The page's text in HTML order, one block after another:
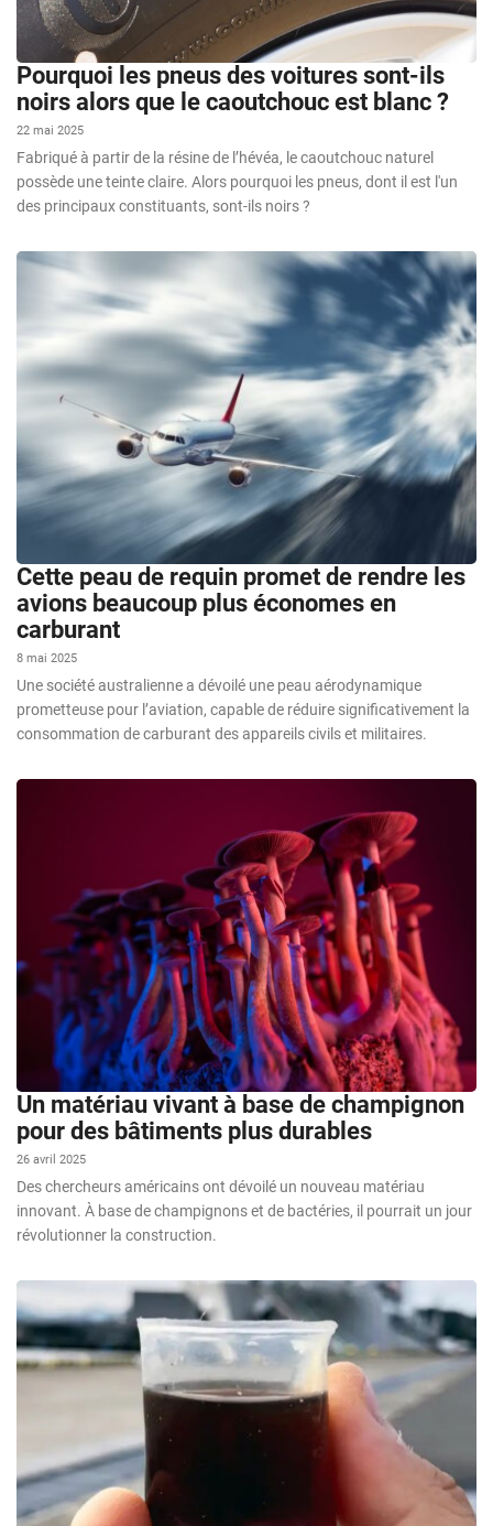
Pourquoi les pneus des voitures sont-ils
noirs alors que le caoutchouc est blanc ?
22 mai 2025
Fabriqué à partir de la résine de l’hévéa, le caoutchouc naturel
possède une teinte claire. Alors pourquoi les pneus, dont il est l'un
des principaux constituants, sont-ils noirs ?
Cette peau de requin promet de rendre les
avions beaucoup plus économes en
carburant
8 mai 2025
Une société australienne a dévoilé une peau aérodynamique
prometteuse pour l’aviation, capable de réduire significativement la
consommation de carburant des appareils civils et militaires.
Un matériau vivant à base de champignon
pour des bâtiments plus durables
26 avril 2025
Des chercheurs américains ont dévoilé un nouveau matériau
innovant. À base de champignons et de bactéries, il pourrait un jour
révolutionner la construction.